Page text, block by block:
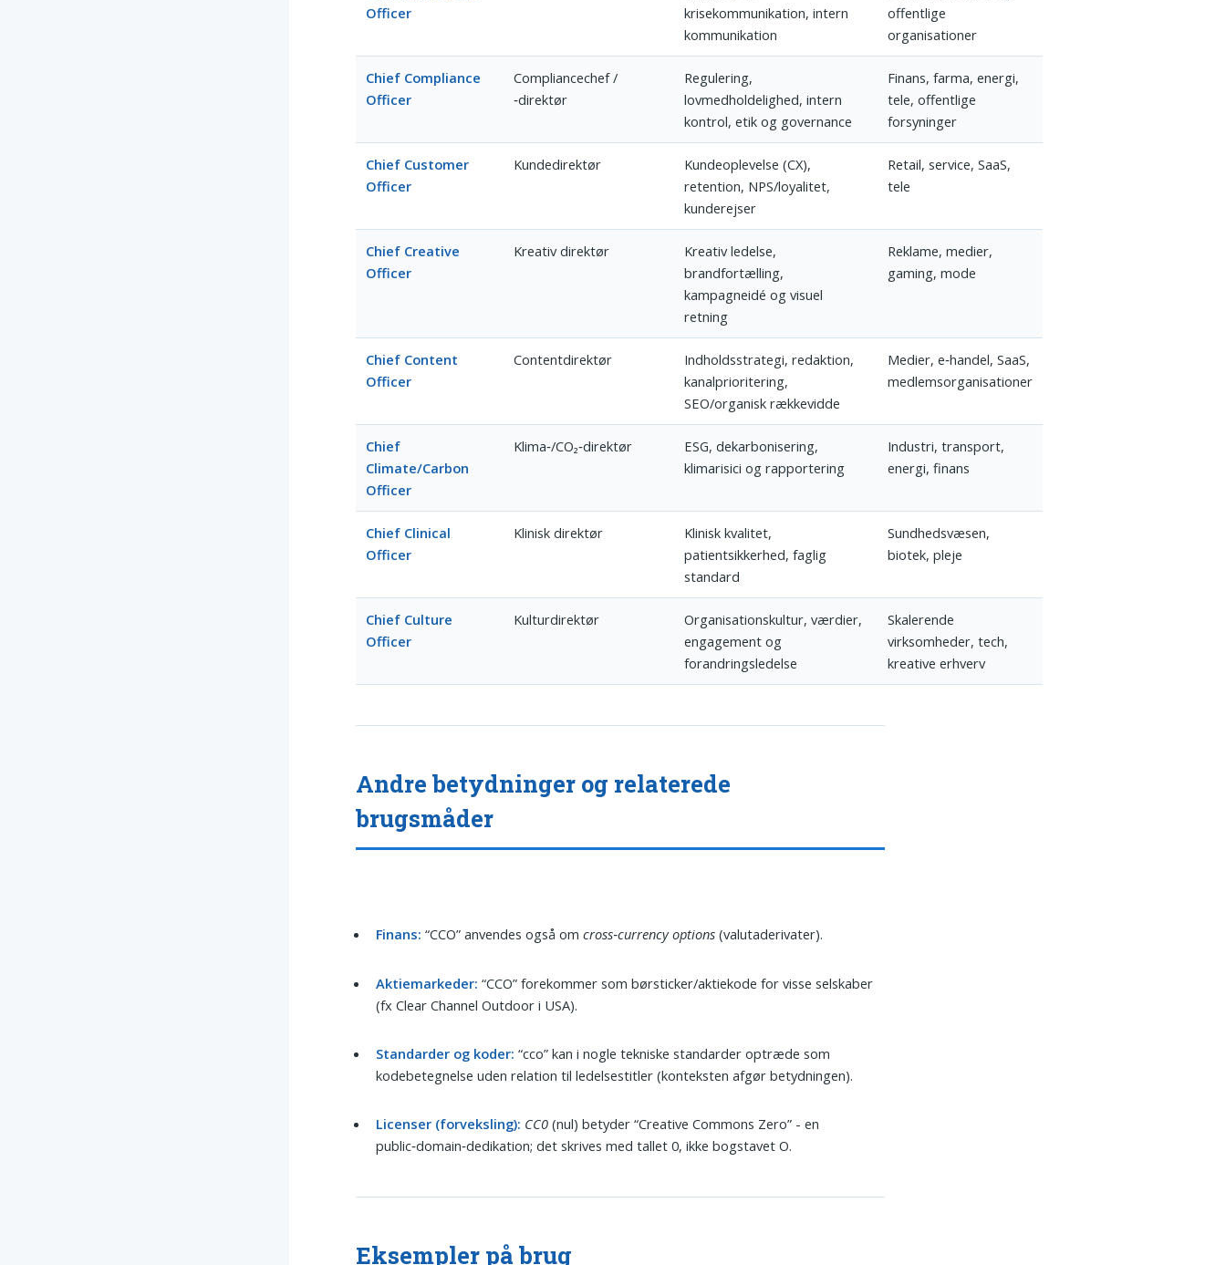
Officer
krisekommunikation, intern
kommunikation
offentlige
organisationer
Chief Compliance
Officer
Compliancechef /
‑direktør
Regulering,
lovmedholdelighed, intern
kontrol, etik og governance
Finans, farma, energi,
tele, offentlige
forsyninger
Chief Customer
Officer
Kundedirektør
Kundeoplevelse (CX),
retention, NPS/loyalitet,
kunderejser
Retail, service, SaaS,
tele
Chief Creative
Officer
Kreativ direktør
Kreativ ledelse,
brandfortælling,
kampagneidé og visuel
retning
Reklame, medier,
gaming, mode
Chief Content
Officer
Contentdirektør
Indholdsstrategi, redaktion,
kanalprioritering,
SEO/organisk rækkevidde
Medier, e‑handel, SaaS,
medlemsorganisationer
Chief
Climate/Carbon
Officer
Klima‑/CO₂‑direktør
ESG, dekarbonisering,
klimarisici og rapportering
Industri, transport,
energi, finans
Chief Clinical
Officer
Klinisk direktør
Klinisk kvalitet,
patientsikkerhed, faglig
standard
Sundhedsvæsen,
biotek, pleje
Chief Culture
Officer
Kulturdirektør
Organisationskultur, værdier,
engagement og
forandringsledelse
Skalerende
virksomheder, tech,
kreative erhverv
Andre betydninger og relaterede
brugsmåder
Finans: “CCO” anvendes også omcross‑currency options (valutaderivater).
Aktiemarkeder: “CCO” forekommer som børsticker/aktiekode for visse selskaber
(fx Clear Channel Outdoor i USA).
Standarder og koder: “cco” kan i nogle tekniske standarder optræde som
kodebetegnelse uden relation til ledelsestitler (konteksten afgør betydningen).
Licenser (forveksling): CC0 (nul) betyder “Creative Commons Zero” - en
public‑domain‑dedikation; det skrives med tallet 0, ikke bogstavet O.
Eksempler på brug